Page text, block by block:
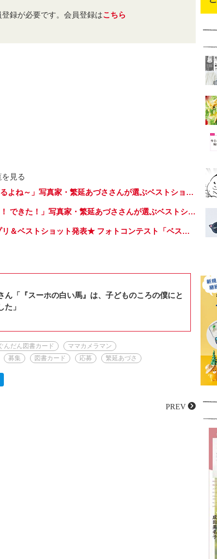
録が必要です。会員登録はこちら
見る
発表！「いい顔するよね～」写真家・繁延あづささんが選ぶベストショット【みんなのコドモPHOTOギャラリー】
発表！「見て見て！ できた！」写真家・繁延あづささんが選ぶベストショット【みんなのコドモPHOTOギャラリー】
最終回！ グランプリ＆ベストショット発表★ フォトコンテスト「ベストスマイル、大集合！」【kodomoeフォトコンテスト】
ん「『スーホの白い馬』は、子どものころの僕にと
た」
んだん図書カード
ママカメラマン
募集 図書カード 応募 繁延あづさ
PREV